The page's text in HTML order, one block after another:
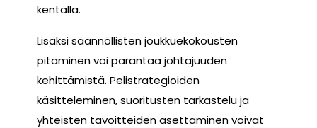
kentällä.
Lisäksi säännöllisten joukkuekokousten
pitäminen voi parantaa johtajuuden
kehittämistä. Pelistrategioiden
käsitteleminen, suoritusten tarkastelu ja
yhteisten tavoitteiden asettaminen voivat